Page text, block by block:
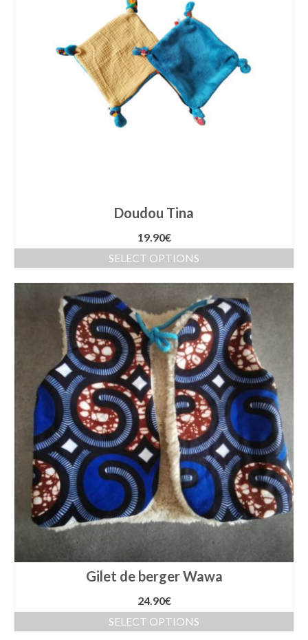
Doudou Tina
19.90€
SELECT OPTIONS
Gilet de berger Wawa
24.90€
SELECT OPTIONS